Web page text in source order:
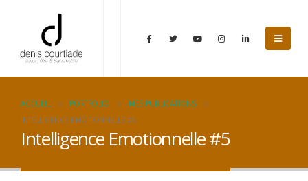
ACCUEIL PORTFOLIO
MES PUBLICATIONS
INTELLIGENCE EMOTIONNELLE #5
Intelligence Emotionnelle #5